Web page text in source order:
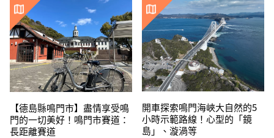
【德島縣鳴門市】盡情享受鳴
門的一切美好！鳴門市賽道：
長距離賽道
開車探索鳴門海峽大自然的5
小時示範路線！心型的「鏡
島」、漩渦等